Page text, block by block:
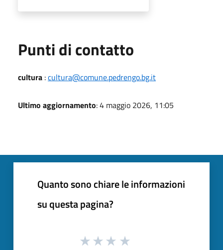
Punti di contatto
cultura :cultura@comune.pedrengo.bg.it
Ultimo aggiornamento: 4 maggio 2026, 11:05
Quanto sono chiare le informazioni
su questa pagina?